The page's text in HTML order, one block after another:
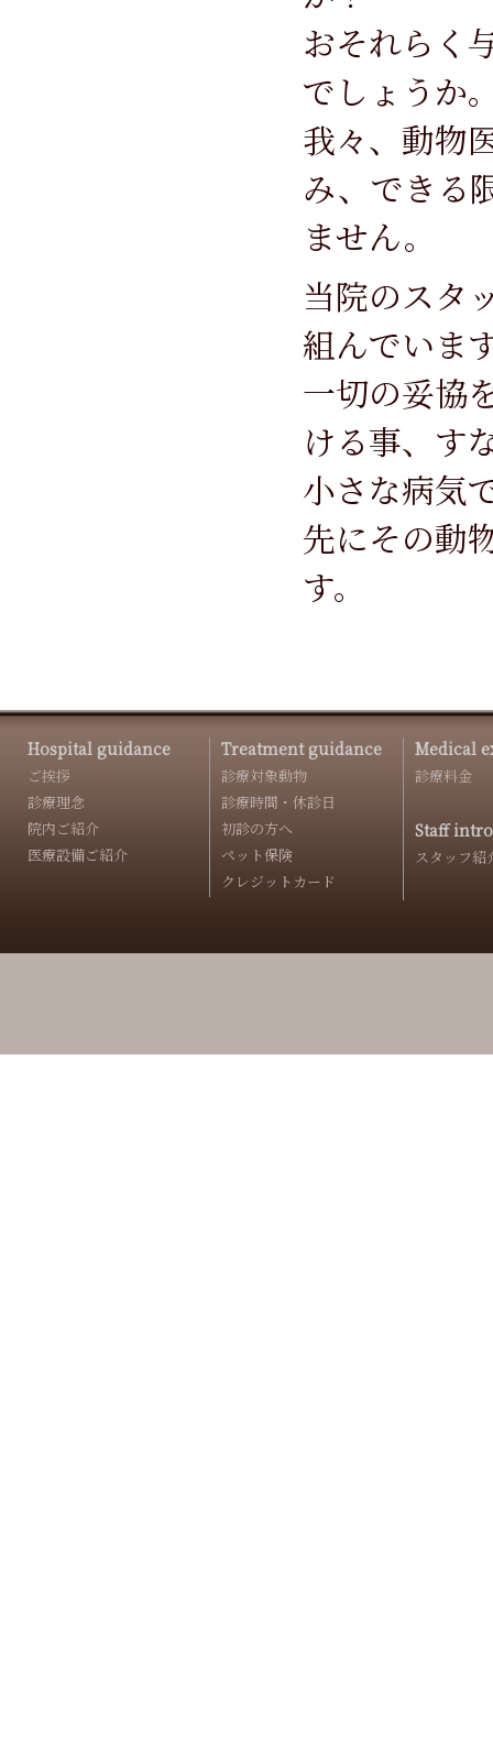
おそれらく
でしょうか
我々、動物
み、できる
ません。
当院のスタ
組んでいま
一切の妥協
ける事、す
小さな病気
先にその動
す。
Hospital guidance
ご挨拶
診療理念
院内ご紹介
医療設備ご紹介
Treatment guidance
診療対象動物
診療時間・休診日
初診の方へ
ペット保険
クレジットカード
Medical
診療料金
Staff
スタッフ紹